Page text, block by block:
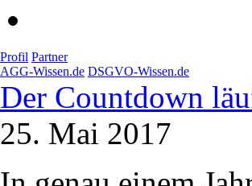
Profil Partner
AGG-Wissen.de DSGVO-Wissen.de
Der Countdown
25. Mai 2017